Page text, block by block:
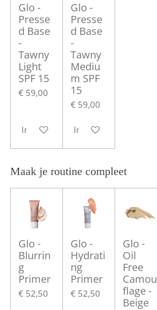
Glo -
Presse
d Base
-
Tawny
Light
SPF 15
€ 59,00
In winkelwagen
Glo -
Presse
d Base
-
Tawny
Mediu
m SPF
15
€ 59,00
In winkelwagen
Maak je routine compleet
Glo -
Blurrin
g
Primer
€ 52,50
Glo -
Hydrati
ng
Primer
€ 52,50
Glo -
Oil
Free
Camou
flage -
Beige